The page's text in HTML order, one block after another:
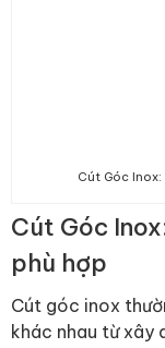
Cút Góc
Cút Góc
phù hợp
Cút góc inox
khác nhau từ xây